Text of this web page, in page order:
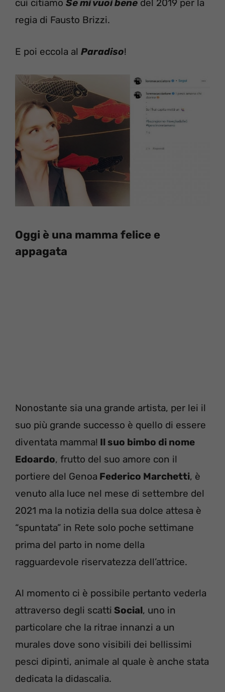
cui citiamo Se mi vuoi bene del 2019 per la
regia di Fausto Brizzi.
E poi eccola al Paradiso!
Oggi è una mamma felice e
appagata
Nonostante sia una grande artista, per lei il
suo più grande successo è quello di essere
diventata mamma! Il suo bimbo di nome
Edoardo, frutto del suo amore con il
portiere del Genoa Federico Marchetti, è
venuto alla luce nel mese di settembre del
2021 ma la notizia della sua dolce attesa è
“spuntata” in Rete solo poche settimane
prima del parto in nome della
ragguardevole riservatezza dell’attrice.
Al momento ci è possibile pertanto vederla
attraverso degli scatti Social, uno in
particolare che la ritrae innanzi a un
murales dove sono visibili dei bellissimi
pesci dipinti, animale al quale è anche stata
dedicata la didascalia.